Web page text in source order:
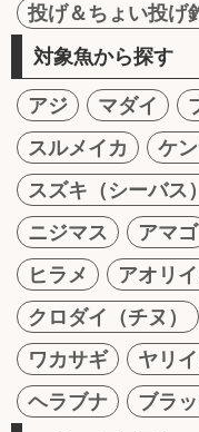
投げ＆ちょい投げ
対象魚から探す
アジ マダイ
スルメイカ
ケ
スズキ（シーバス）
ニジマス
アマゴ
ヒラメ
アオリ
クロダイ（チヌ）
ワカサギ
ヤリ
ヘラブナ
ブラ